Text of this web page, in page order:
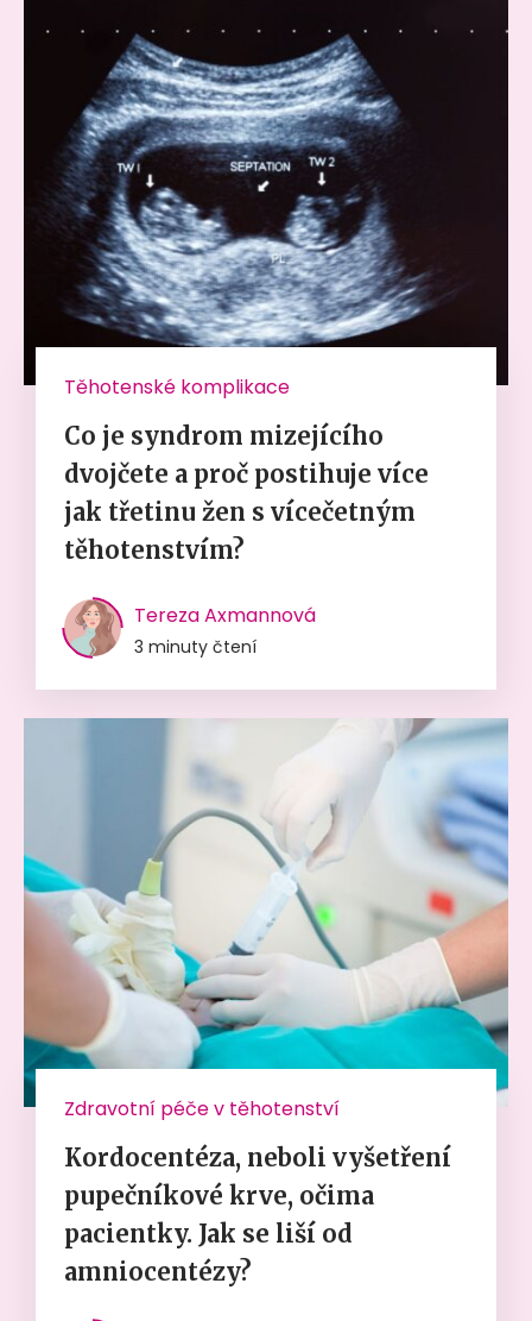
Těhotenské komplikace
Co je syndrom mizejícího
dvojčete a proč postihuje více
jak třetinu žen s vícečetným
těhotenstvím?
Tereza Axmannová
3 minuty čtení
Zdravotní péče v těhotenství
Kordocentéza, neboli vyšetření
pupečníkové krve, očima
pacientky. Jak se liší od
amniocentézy?